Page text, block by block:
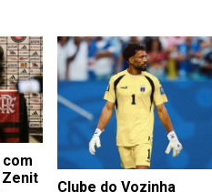
Zenit
Clube do Vozinha